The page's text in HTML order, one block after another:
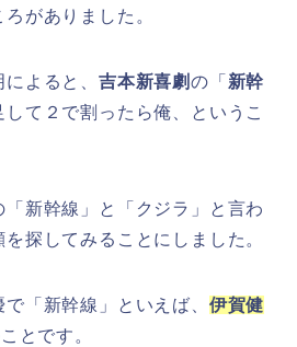
がありました。
よると、 吉本新喜劇 の「 新幹
して２で割ったら俺、というこ
新幹線」と「クジラ」と言わ
探してみることにしました。
「新幹線」といえば、 伊賀健
とです。